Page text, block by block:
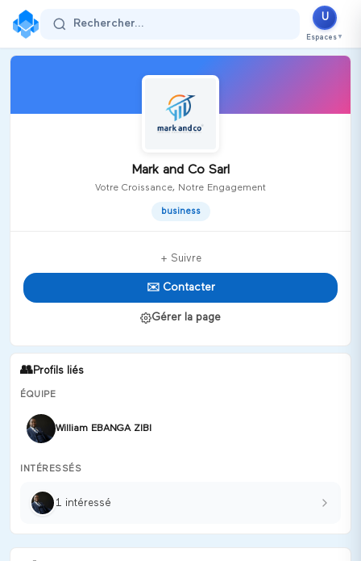
Rechercher...
U
Espaces ▼
Mark and Co Sarl
Votre Croissance, Notre Engagement
business
+ Suivre
✉️ Contacter
Gérer la page
👥Profils liés
ÉQUIPE
William EBANGA ZIBI
INTÉRESSÉS
1 intéressé